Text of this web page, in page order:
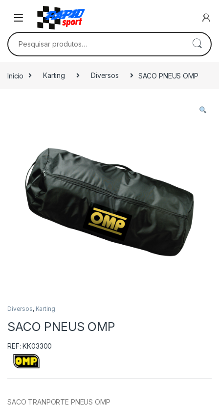
Skip to navigation
Skip to content
Pesquisar por:
Início Karting Diversos SACO PNEUS OMP
Diversos, Karting
SACO PNEUS OMP
REF: KK03300
SACO TRANPORTE PNEUS OMP